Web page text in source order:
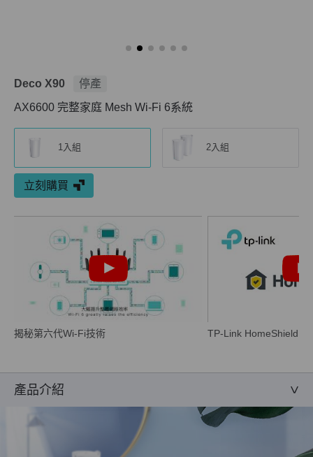
Deco X90
停產
AX6600 完整家庭 Mesh Wi-Fi 6系統
1入組 2入組
立刻購買
揭秘第六代Wi-Fi技術 TP-Link HomeShield
產品介紹